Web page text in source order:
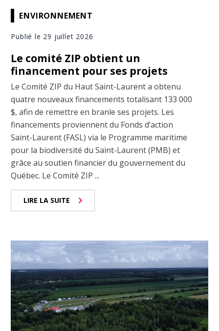
ENVIRONNEMENT
Publié le 29 juillet 2026
Le comité ZIP obtient un
financement pour ses projets
Le Comité ZIP du Haut Saint-Laurent a obtenu
quatre nouveaux financements totalisant 133 000
$, afin de remettre en branle ses projets. Les
financements proviennent du Fonds d’action
Saint-Laurent (FASL) via le Programme maritime
pour la biodiversité du Saint-Laurent (PMB) et
grâce au soutien financier du gouvernement du
Québec. Le Comité ZIP ...
LIRE LA SUITE